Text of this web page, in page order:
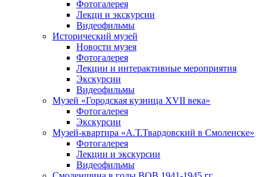
Фотогалерея
Лекци и экскурсии
Видеофильмы
Исторический музей
Новости музея
Фотогалерея
Лекции и интерактивные мероприятия
Экскурсии
Видеофильмы
Музей «Городская кузница XVII века»
Фотогалерея
Экскурсии
Музей-квартира «А.Т.Твардовский в Смоленске»
Фотогалерея
Лекции и экскурсии
Видеофильмы